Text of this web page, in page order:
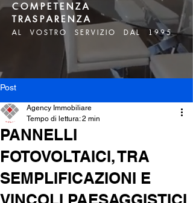
Post
PANNELLI
FOTOVOLTAICI, TRA
SEMPLIFICAZIONI E
Agency Immobiliare
Tempo di lettura: 2 min
C O M P E T E N Z A
T R A S P A R E N Z A
A L V O S T R O S E R V I Z I O D A L 1 9 9 5